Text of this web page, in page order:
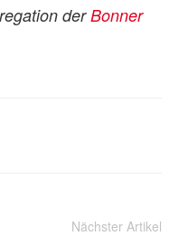
derBonner
Nächster Artikel